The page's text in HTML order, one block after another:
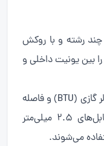
چند رشته و با روکش
بین یونیت داخلی و
اندازه کابل: ضخامت کابل به ظرفیت کولر گازی (BTU) و فاصله
بین یونیت‌ها بستگی دارد. معمولاً کابل‌های 2.5 میلی‌متر